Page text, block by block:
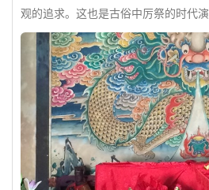
观的追求。这也是古俗中厉祭的时代演